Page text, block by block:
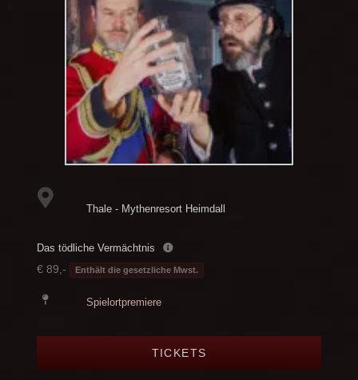
Thale - Mythenresort Heimdall
Das tödliche Vermächtnis
€ 89,- Enthält die gesetzliche Mwst.
Spielortpremiere
TICKETS